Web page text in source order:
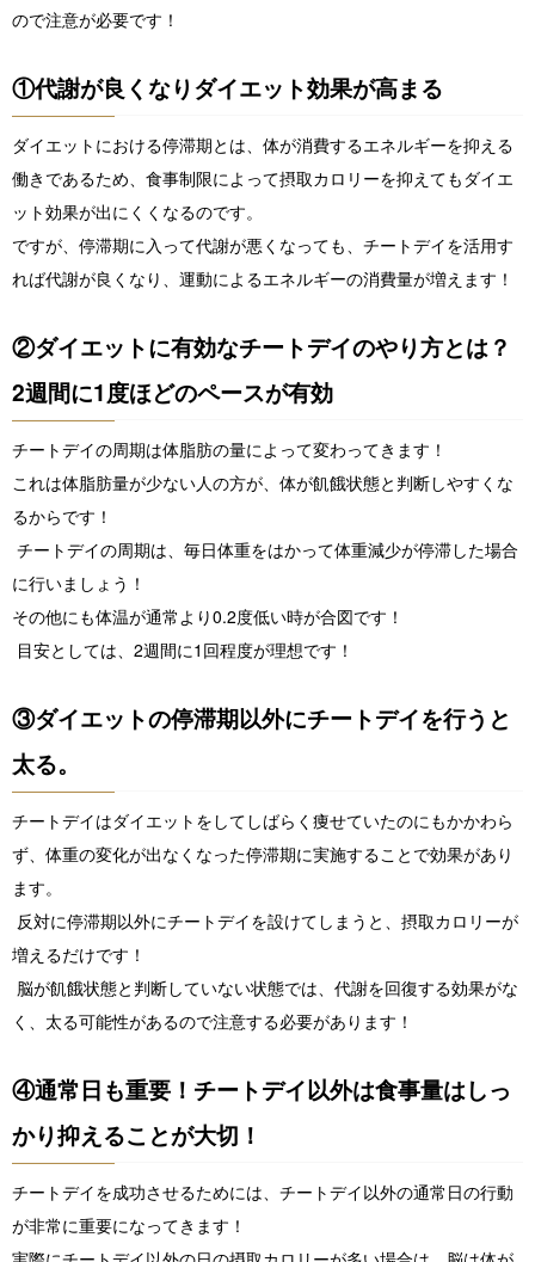
ので注意が必要です！
①代謝が良くなりダイエット効果が高まる
ダイエットにおける停滞期とは、体が消費するエネルギーを抑える
働きであるため、食事制限によって摂取カロリーを抑えてもダイエ
ット効果が出にくくなるのです。
ですが、停滞期に入って代謝が悪くなっても、チートデイを活用す
れば代謝が良くなり、運動によるエネルギーの消費量が増えます！
②ダイエットに有効なチートデイのやり方とは？
2週間に1度ほどのペースが有効
チートデイの周期は体脂肪の量によって変わってきます！
これは体脂肪量が少ない人の方が、体が飢餓状態と判断しやすくな
るからです！
チートデイの周期は、毎日体重をはかって体重減少が停滞した場合
に行いましょう！
その他にも体温が通常より0.2度低い時が合図です！
目安としては、2週間に1回程度が理想です！
③ダイエットの停滞期以外にチートデイを行うと
太る。
チートデイはダイエットをしてしばらく痩せていたのにもかかわら
ず、体重の変化が出なくなった停滞期に実施することで効果があり
ます。
反対に停滞期以外にチートデイを設けてしまうと、摂取カロリーが
増えるだけです！
脳が飢餓状態と判断していない状態では、代謝を回復する効果がな
く、太る可能性があるので注意する必要があります！
④通常日も重要！チートデイ以外は食事量はしっ
かり抑えることが大切！
チートデイを成功させるためには、チートデイ以外の通常日の行動
が非常に重要になってきます！